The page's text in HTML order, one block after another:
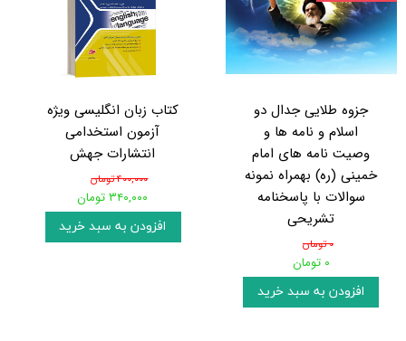
جزوه طلایی جدال دو
اسلام و نامه ها و
وصیت نامه های امام
خمینی (ره) بهمراه نمونه
سوالات با پاسخنامه
تشریحی
۰ تومان
۰ تومان
افزودن به سبد خرید
کتاب زبان انگلیسی ویژه
آزمون استخدامی
انتشارات جهش
۴۰۰,۰۰۰ تومان
۳۴۰,۰۰۰ تومان
افزودن به سبد خرید